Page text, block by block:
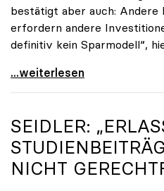
bestätigt aber auch: Andere
erfordern andere
definitiv kein Sparmodell“,
uniko-Präsidentin Seidler:
...weiterlesen
SEIDLER:
NICHT